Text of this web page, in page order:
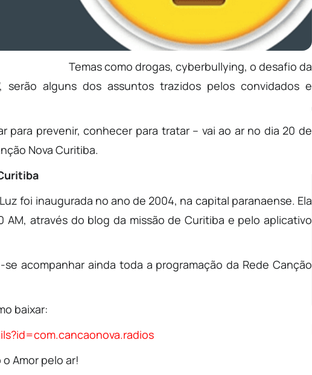
Temas como drogas, cyberbullying, o desafio da
serão alguns dos assuntos trazidos pelos convidados e
para prevenir, conhecer para tratar – vai ao ar no dia 20 de
Nova Curitiba.
foi inaugurada no ano de 2004, na capital paranaense. Ela
AM, através do blog da missão de Curitiba e pelo aplicativo
acompanhar ainda toda a programação da Rede Canção
baixar:
Amor pelo ar!